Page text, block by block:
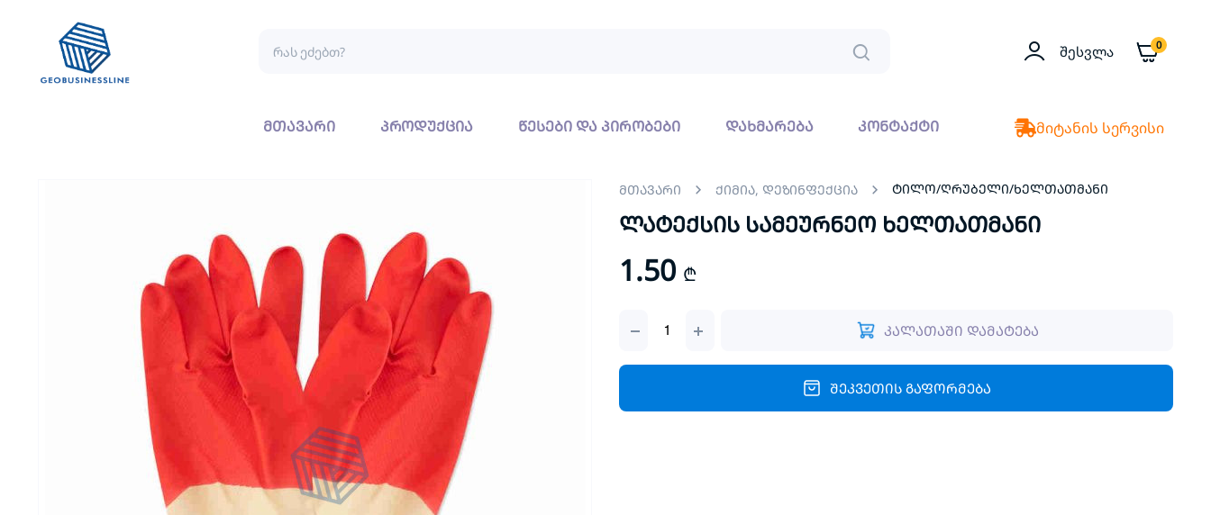
Შესვლა 0
მთავარი პროდუქცია წესები და პირობები დახმარება კონტაქტი მიტანის სერვისი
მთავარი ქიმია, დეზინფექცია ტილო/ღრუბელი/ხელთათმანი
ლატექსის სამეურნეო ხელთათმანი
1.50 ₾
სამეურნეო
quantity
კალათაში დამატება
შეკვეთის გაფორმება